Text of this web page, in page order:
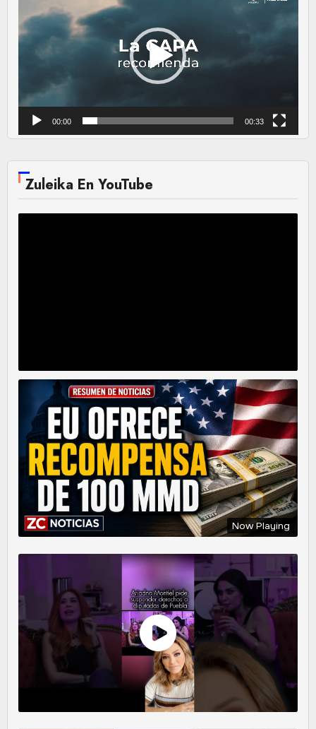
vídeo
00:00 00:33
Zuleika En YouTube
Now Playing